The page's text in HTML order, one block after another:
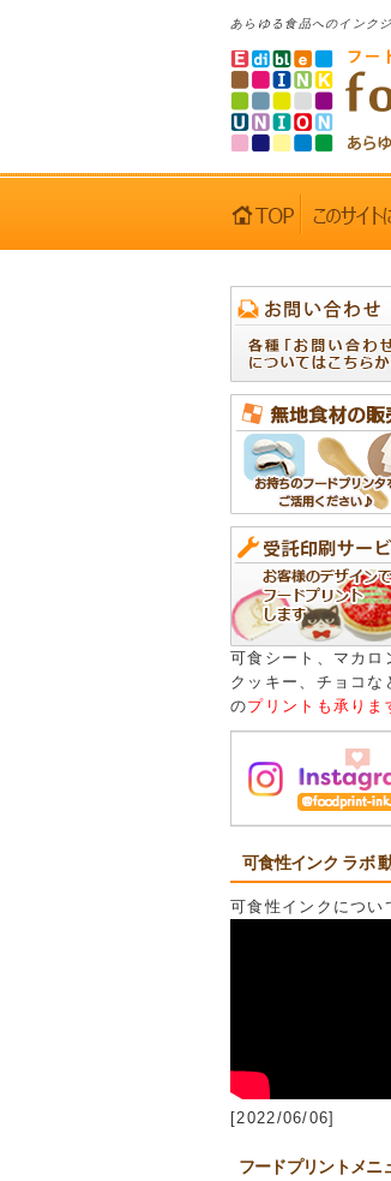
あらゆる食品へのインク
可食シート、マカロ
クッキー、チョコな
のプリントも承りま
可食性インク ラボ
可食性インクについ
[2022/06/06]
フードプリントメニ